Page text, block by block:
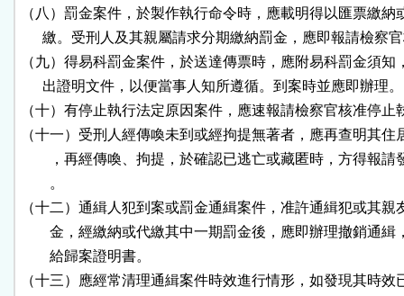
（八）罰金案件，於製作執行命令時，應載明得以匯票繳納
繳。受刑人及其親屬請求分期繳納罰金，應即報請檢察
（九）得易科罰金案件，於送達傳票時，應附易科罰金須知
      出證明文件，以便當事人知所遵循。到案時並應即辦理。
（十）有停止執行法定原因案件，應速報請檢察官核准停止
（十一）受刑人經傳喚未到或經拘提無著者，應再查明其住
，再經傳喚、拘提，於確認已逃亡或藏匿時，方得報請
        。
（十二）通緝人犯到案或罰金通緝案件，准許通緝犯或其親
金，經繳納或代繳其中一期罰金後，應即辦理撤銷通緝
        給歸案證明書。
（十三）應經常清理通緝案件時效進行情形，如發現其時效